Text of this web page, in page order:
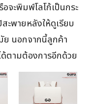
อจะพิมพ์โลโก้เป็นกระ
ะพายหลังให้ดูเรียบ
ย นอกจากนี้ลูกค้า
ตามต้องการอีกด้วย